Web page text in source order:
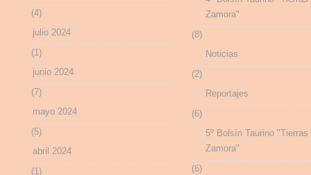
(4)
julio 2024
(1)
junio 2024
(7)
mayo 2024
(5)
abril 2024
(1)
Zamora"
(8)
Noticias
(2)
Reportajes
(6)
5º Bolsín Taurino "Tierras
Zamora"
(6)